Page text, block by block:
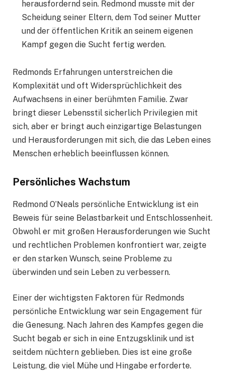
herausfordernd sein. Redmond musste mit der
Scheidung seiner Eltern, dem Tod seiner Mutter
und der öffentlichen Kritik an seinem eigenen
Kampf gegen die Sucht fertig werden.
Redmonds Erfahrungen unterstreichen die
Komplexität und oft Widersprüchlichkeit des
Aufwachsens in einer berühmten Familie. Zwar
bringt dieser Lebensstil sicherlich Privilegien mit
sich, aber er bringt auch einzigartige Belastungen
und Herausforderungen mit sich, die das Leben eines
Menschen erheblich beeinflussen können.
Persönliches Wachstum
Redmond O’Neals persönliche Entwicklung ist ein
Beweis für seine Belastbarkeit und Entschlossenheit.
Obwohl er mit großen Herausforderungen wie Sucht
und rechtlichen Problemen konfrontiert war, zeigte
er den starken Wunsch, seine Probleme zu
überwinden und sein Leben zu verbessern.
Einer der wichtigsten Faktoren für Redmonds
persönliche Entwicklung war sein Engagement für
die Genesung. Nach Jahren des Kampfes gegen die
Sucht begab er sich in eine Entzugsklinik und ist
seitdem nüchtern geblieben. Dies ist eine große
Leistung, die viel Mühe und Hingabe erforderte.